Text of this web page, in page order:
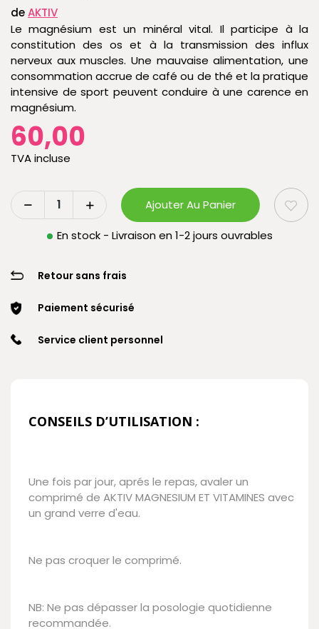
deAKTIV
Le magnésium est un minéral vital. Il participe à la
constitution des os et à la transmission des influx
nerveux aux muscles. Une mauvaise alimentation, une
consommation accrue de café ou de thé et la pratique
intensive de sport peuvent conduire à une carence en
magnésium.
60,00
TVA incluse
Ajouter Au Panier
En stock - Livraison en 1-2 jours ouvrables
Retour sans frais
Paiement sécurisé
Service client personnel
CONSEILS D’UTILISATION :
Une fois par jour, aprés le repas, avaler un
comprimé de AKTIV MAGNESIUM ET VITAMINES avec
un grand verre d'eau.
Ne pas croquer le comprimé.
NB: Ne pas dépasser la posologie quotidienne
recommandée.